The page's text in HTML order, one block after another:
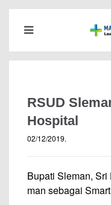
RSUD
Hospital
02/12/2019.
Bupati Sleman,
man sebagai